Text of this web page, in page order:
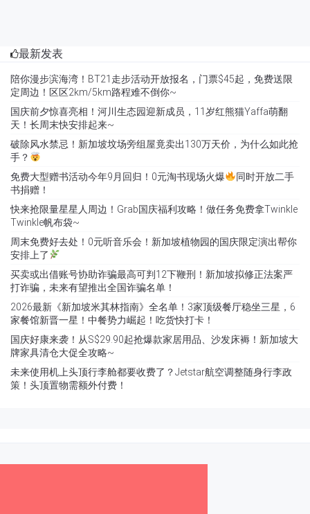
最新发表
陪你漫步滨海湾！BT21走步活动开放报名，门票$45起，免费送限
定周边！区区2km/5km路程难不倒你~
国庆前夕惊喜亮相！河川生态园迎新成员，11岁红熊猫Yaffa萌翻
天！长周末快安排起来~
破除风水禁忌！新加坡坟场旁组屋竟卖出130万天价，为什么如此抢
手？
免费大型赠书活动今年9月回归！0元淘书现场火爆
同时开放二手
书捐赠！
快来抢限量星星人周边！Grab国庆福利攻略！做任务免费拿Twinkle
Twinkle帆布袋~
周末免费好去处！0元听音乐会！新加坡植物园的国庆限定演出帮你
安排上了
买卖或出借账号协助诈骗最高可判12下鞭刑！新加坡拟修正法案严
打诈骗，未来有望推出全国诈骗名单！
2026最新《新加坡米其林指南》全名单！3家顶级餐厅稳坐三星，6
家餐馆新晋一星！中餐势力崛起！吃货快打卡！
国庆好康来袭！从S$29.90起抢爆款家居用品、沙发床褥！新加坡大
牌家具清仓大促全攻略~
未来使用机上头顶行李舱都要收费了？Jetstar航空调整随身行李政
策！头顶置物需额外付费！